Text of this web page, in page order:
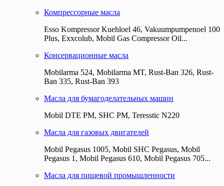
Компрессорные масла
Esso Kompressor Kuehloel 46, Vakuumpumpenoel 100
Plus, Exxcolub, Mobil Gas Compressor Oil...
Консервационные масла
Mobilarma 524, Mobilarma MT, Rust-Ban 326, Rust-
Ban 335, Rust-Ban 393
Масла для бумагоделательных машин
Mobil DTE РМ, SHC PM, Teresstic N220
Масла для газовых двигателей
Mobil Pegasus 1005, Mobil SHC Pegasus, Mobil
Pegasus 1, Mobil Pegasus 610, Mobil Pegasus 705...
Масла для пищевой промышленности